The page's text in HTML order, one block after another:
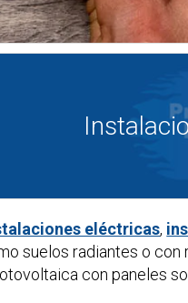
eléctricas,
suelos radiantes o con
con paneles